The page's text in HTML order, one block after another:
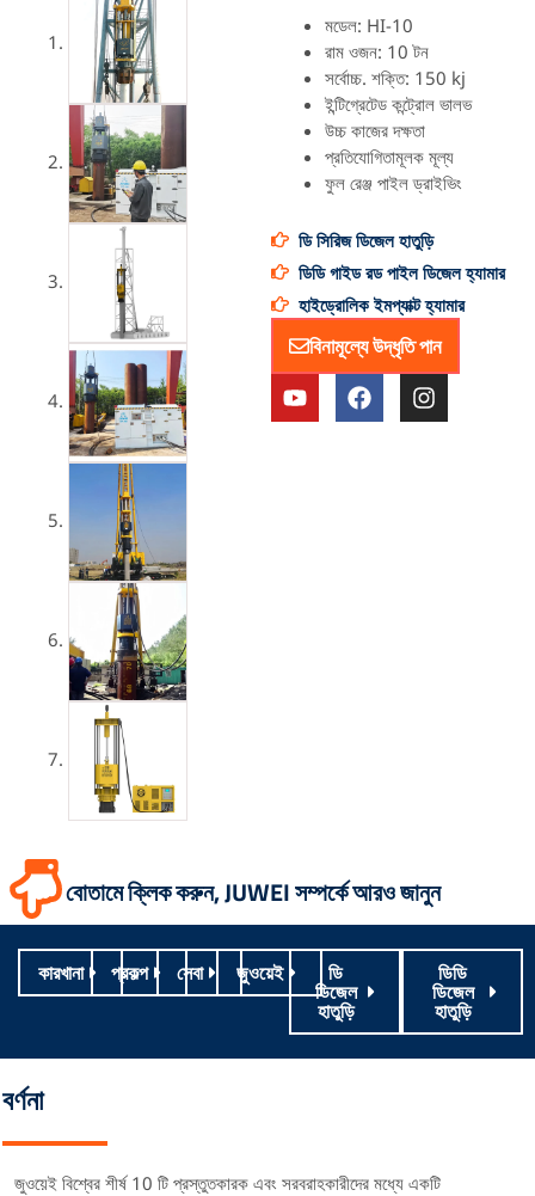
মডেল: HI-10
রাম ওজন: 10 টন
সর্বোচ্চ. শক্তি: 150 kj
ইন্টিগ্রেটেড কন্ট্রোল ভালভ
উচ্চ কাজের দক্ষতা
প্রতিযোগিতামূলক মূল্য
ফুল রেঞ্জ পাইল ড্রাইভিং
ডি সিরিজ ডিজেল হাতুড়ি
ডিডি গাইড রড পাইল ডিজেল হ্যামার
হাইড্রোলিক ইমপ্যাক্ট হ্যামার
বিনামূল্যে উদ্ধৃতি পান
ই
উ
টি
ফে
স
বু
ই
ন
স্টা
বোতামে ক্লিক করুন, JUWEI সম্পর্কে আরও জানুন
কারখানা প্রকল্প সেবা জুওয়েই ডি
ডিজেল
হাতুড়ি
ডিডি
ডিজেল
হাতুড়ি
বর্ণনা
জুওয়েই বিশ্বের শীর্ষ 10 টি প্রস্তুতকারক এবং সরবরাহকারীদের মধ্যে একটি